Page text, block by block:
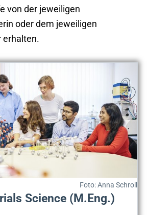
von der jeweiligen
oder dem jeweiligen
erhalten.
Foto: Anna Schroll
Science (M.Eng.)